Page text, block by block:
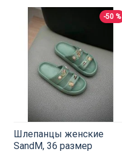
-50 %
Шлепанцы женские
SandM, 36 размер